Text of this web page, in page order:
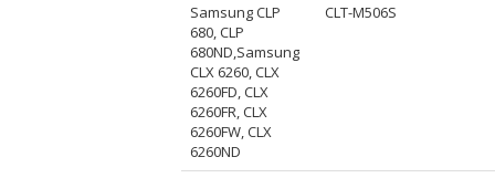
Samsung CLP
680, CLP
680ND,Samsung
CLX 6260, CLX
6260FD, CLX
6260FR, CLX
6260FW, CLX
6260ND
CLT-M506S